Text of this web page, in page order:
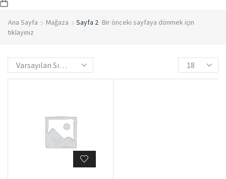
Ana Sayfa Mağaza Sayfa 2 Bir önceki sayfaya dönmek için
tıklayınız